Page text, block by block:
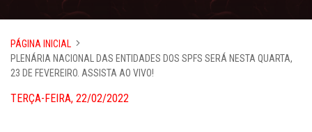
PÁGINA INICIAL
PLENÁRIA NACIONAL DAS ENTIDADES DOS SPFS SERÁ NESTA QUARTA,
23 DE FEVEREIRO. ASSISTA AO VIVO!
TERÇA-FEIRA, 22/02/2022